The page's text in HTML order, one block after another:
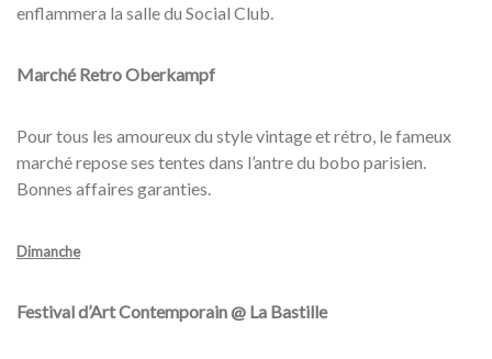
enflammera la salle du Social Club.
Marché Retro Oberkampf
Pour tous les amoureux du style vintage et rétro, le fameux
marché repose ses tentes dans l’antre du bobo parisien.
Bonnes affaires garanties.
Dimanche
Festival d’Art Contemporain @ La Bastille